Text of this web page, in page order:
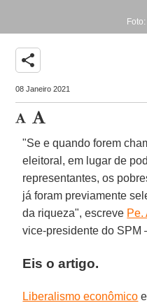
share
08 Janeiro 2021
"Se e quando forem
eleitoral, em lugar de
representantes, os
já foram previamente
da riqueza", escreve Pe.
vice-presidente do SPM
Eis o artigo.
Liberalismo econômico